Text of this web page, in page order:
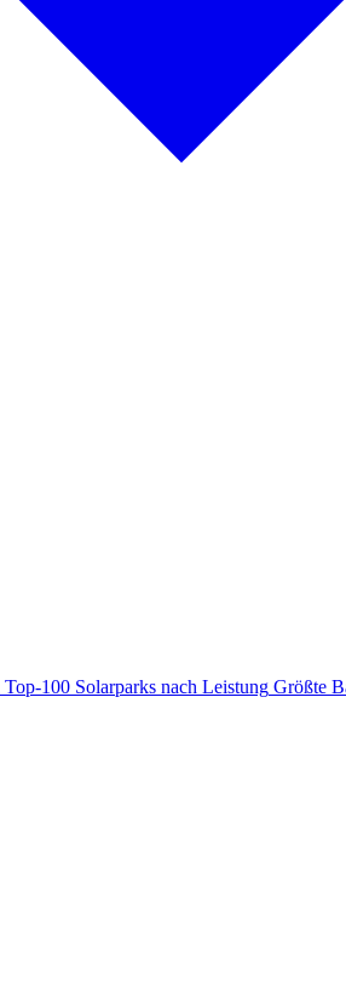
Top-100 Solarparks nach Leistung Größte